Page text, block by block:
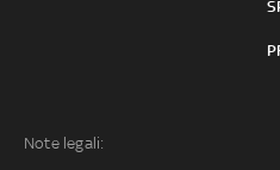
Note legali: